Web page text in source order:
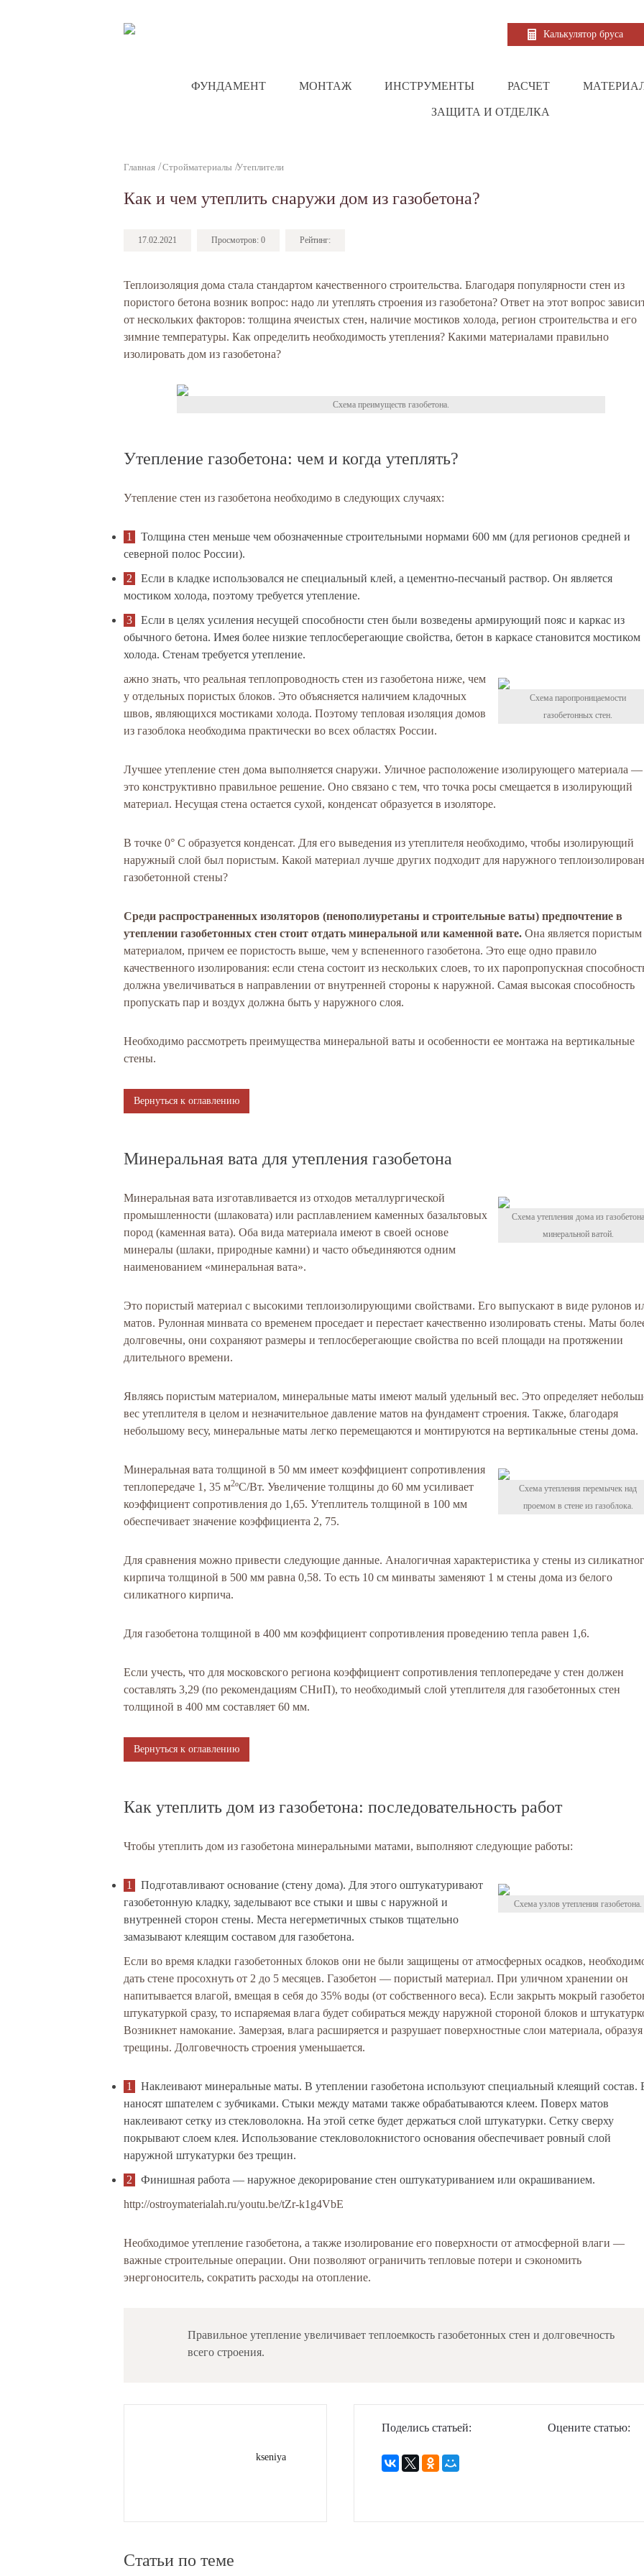
Калькулятор бруса
ФУНДАМЕНТ МОНТАЖ ИНСТРУМЕНТЫ РАСЧЕТ
ЗАЩИТА И ОТДЕЛКА
Главная Стройматериалы Утеплители
Как и чем утеплить снаружи дом из газобетона?
17.02.2021 Просмотров: 0 Рейтинг:
Теплоизоляция дома стала стандартом качественного строительства. Благодаря популярности стен из
пористого бетона возник вопрос: надо ли утеплять строения из газобетона? Ответ на этот вопрос
от нескольких факторов: толщина ячеистых стен, наличие мостиков холода, регион строительства и его
зимние температуры. Как определить необходимость утепления? Какими материалами правильно
изолировать дом из газобетона?
Схема преимуществ газобетона.
Утепление газобетона: чем и когда утеплять?
Утепление стен из газобетона необходимо в следующих случаях:
Толщина стен меньше чем обозначенные строительными нормами 600 мм (для регионов средней и
северной полос России).
Если в кладке использовался не специальный клей, а цементно-песчаный раствор. Он является
мостиком холода, поэтому требуется утепление.
Если в целях усиления несущей способности стен были возведены армирующий пояс и каркас из
обычного бетона. Имея более низкие теплосберегающие свойства, бетон в каркасе становится мостиком
холода. Стенам требуется утепление.
Схема паропроницаемости
газобетонных стен.
ажно знать, что реальная теплопроводность стен из газобетона ниже, чем
у отдельных пористых блоков. Это объясняется наличием кладочных
швов, являющихся мостиками холода. Поэтому тепловая изоляция домов
из газоблока необходима практически во всех областях России.
Лучшее утепление стен дома выполняется снаружи. Уличное расположение изолирующего материала —
это конструктивно правильное решение. Оно связано с тем, что точка росы смещается в изолирующий
материал. Несущая стена остается сухой, конденсат образуется в изоляторе.
В точке 0° С образуется конденсат. Для его выведения из утеплителя необходимо, чтобы изолирующий
наружный слой был пористым. Какой материал лучше других подходит для наружного
газобетонной стены?
Среди распространенных изоляторов (пенополиуретаны и строительные ваты) предпочтение в
утеплении газобетонных стен стоит отдать минеральной или каменной вате. Она является пористым
материалом, причем ее пористость выше, чем у вспененного газобетона. Это еще одно правило
качественного изолирования: если стена состоит из нескольких слоев, то их паропропускная
должна увеличиваться в направлении от внутренней стороны к наружной. Самая высокая способность
пропускать пар и воздух должна быть у наружного слоя.
Необходимо рассмотреть преимущества минеральной ваты и особенности ее монтажа на вертикальные
стены.
Вернуться к оглавлению
Минеральная вата для утепления газобетона
Схема утепления дома из газобетона
минеральной ватой.
Минеральная вата изготавливается из отходов металлургической
промышленности (шлаковата) или расплавлением каменных базальтовых
пород (каменная вата). Оба вида материала имеют в своей основе
минералы (шлаки, природные камни) и часто объединяются одним
наименованием «минеральная вата».
Это пористый материал с высокими теплоизолирующими свойствами. Его выпускают в виде рулонов
матов. Рулонная минвата со временем проседает и перестает качественно изолировать стены. Маты
долговечны, они сохраняют размеры и теплосберегающие свойства по всей площади на протяжении
длительного времени.
Являясь пористым материалом, минеральные маты имеют малый удельный вес. Это определяет
вес утеплителя в целом и незначительное давление матов на фундамент строения. Также, благодаря
небольшому весу, минеральные маты легко перемещаются и монтируются на вертикальные стены дома.
Схема утепления перемычек над
проемом в стене из газоблока.
Минеральная вата толщиной в 50 мм имеет коэффициент сопротивления
теплопередаче 1, 35 м2ºC/Вт. Увеличение толщины до 60 мм усиливает
коэффициент сопротивления до 1,65. Утеплитель толщиной в 100 мм
обеспечивает значение коэффициента 2, 75.
Для сравнения можно привести следующие данные. Аналогичная характеристика у стены из
кирпича толщиной в 500 мм равна 0,58. То есть 10 см минваты заменяют 1 м стены дома из белого
силикатного кирпича.
Для газобетона толщиной в 400 мм коэффициент сопротивления проведению тепла равен 1,6.
Если учесть, что для московского региона коэффициент сопротивления теплопередаче у стен должен
составлять 3,29 (по рекомендациям СНиП), то необходимый слой утеплителя для газобетонных стен
толщиной в 400 мм составляет 60 мм.
Вернуться к оглавлению
Как утеплить дом из газобетона: последовательность работ
Чтобы утеплить дом из газобетона минеральными матами, выполняют следующие работы:
Схема узлов утепления газобетона.
Подготавливают основание (стену дома). Для этого оштукатуривают
газобетонную кладку, заделывают все стыки и швы с наружной и
внутренней сторон стены. Места негерметичных стыков тщательно
замазывают клеящим составом для газобетона.
Если во время кладки газобетонных блоков они не были защищены от атмосферных осадков,
дать стене просохнуть от 2 до 5 месяцев. Газобетон — пористый материал. При уличном хранении он
напитывается влагой, вмещая в себя до 35% воды (от собственного веса). Если закрыть мокрый
штукатуркой сразу, то испаряемая влага будет собираться между наружной стороной блоков и
Возникнет намокание. Замерзая, влага расширяется и разрушает поверхностные слои материала, образуя
трещины. Долговечность строения уменьшается.
Наклеивают минеральные маты. В утеплении газобетона используют специальный клеящий состав.
наносят шпателем с зубчиками. Стыки между матами также обрабатываются клеем. Поверх матов
наклеивают сетку из стекловолокна. На этой сетке будет держаться слой штукатурки. Сетку сверху
покрывают слоем клея. Использование стекловолокнистого основания обеспечивает ровный слой
наружной штукатурки без трещин.
Финишная работа — наружное декорирование стен оштукатуриванием или окрашиванием.
http://ostroymaterialah.ru/youtu.be/tZr-k1g4VbE
Необходимое утепление газобетона, а также изолирование его поверхности от атмосферной влаги —
важные строительные операции. Они позволяют ограничить тепловые потери и сэкономить
энергоноситель, сократить расходы на отопление.
Правильное утепление увеличивает теплоемкость газобетонных стен и долговечность
всего строения.
kseniya
Оцените статью:
Поделись статьей:
Статьи по теме